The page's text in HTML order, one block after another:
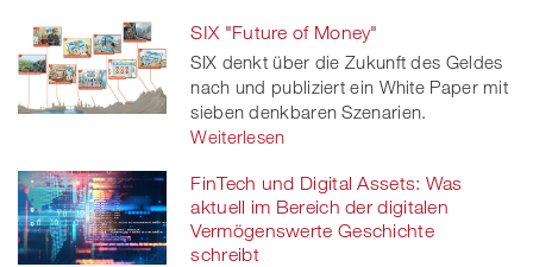
SIX "Future of Money"
SIX denkt über die Zukunft des Geldes
nach und publiziert ein White Paper mit
sieben denkbaren Szenarien.
Weiterlesen
FinTech und Digital Assets: Was
aktuell im Bereich der digitalen
Vermögenswerte Geschichte
schreibt